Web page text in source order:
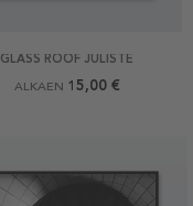
GLASS ROOF JULISTE
ALKAEN 15,00 €